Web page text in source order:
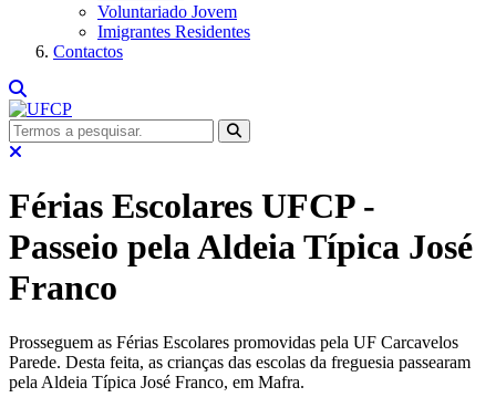
Voluntariado Jovem
Imigrantes Residentes
Contactos
Férias Escolares UFCP -
Passeio pela Aldeia Típica José
Franco
Prosseguem as Férias Escolares promovidas pela UF Carcavelos
Parede. Desta feita, as crianças das escolas da freguesia passearam
pela Aldeia Típica José Franco, em Mafra.